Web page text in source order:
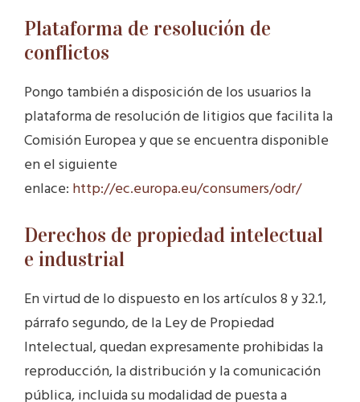
Plataforma de resolución de
conflictos
Pongo también a disposición de los usuarios la
plataforma de resolución de litigios que facilita la
Comisión Europea y que se encuentra disponible
en el siguiente
enlace: http://ec.europa.eu/consumers/odr/
Derechos de propiedad intelectual
e industrial
En virtud de lo dispuesto en los artículos 8 y 32.1,
párrafo segundo, de la Ley de Propiedad
Intelectual, quedan expresamente prohibidas la
reproducción, la distribución y la comunicación
pública, incluida su modalidad de puesta a